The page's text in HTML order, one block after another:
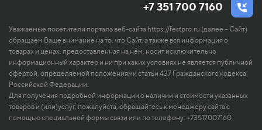
+7 351 700 7160
Уважаемые посетители портала веб-сайта https://festpro.ru (далее – Сайт)
обращаем Ваше внимание на то, что Сайт, а также вся информация о
товарах и ценах, предоставленная на нём, носит исключительно
информационный характер и ни при каких условиях не является публичной
офертой, определяемой положениями статьи 437 Гражданского кодекса
Российской Федерации.
Для получения подробной информации о наличии и стоимости указанных
товаров и (или)услуг, пожалуйста, обращайтесь к менеджеру сайта с
помощью специальной формы связи или по телефону: +73517007160